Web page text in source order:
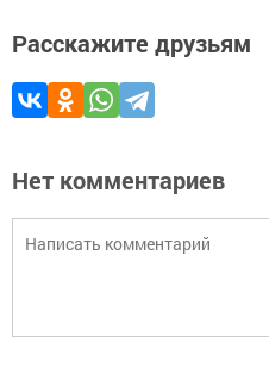
Расскажите друзьям
Нет комментариев